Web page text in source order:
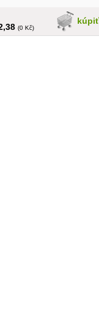
a istému
zisťuje, že Róbert jej
Podľahne
kúpiť
(0 Kč)